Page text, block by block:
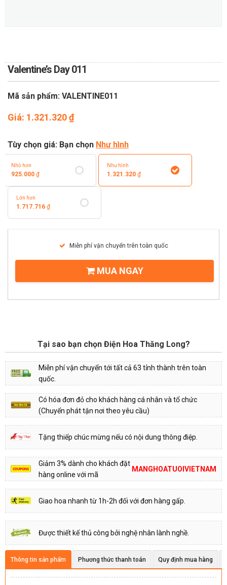
Valentine’s Day 011
Mã sản phẩm: VALENTINE011
Giá: 1.321.320₫
Tùy chọn giá: Bạn chọn Như hình
Nhỏ hơn
925.000 ₫
Như hình
1.321.320₫
Lớn hơn
1.717.716 ₫
Miễn phí vận chuyển trên toàn quốc
MUA NGAY
Tại sao bạn chọn Điện Hoa Thăng Long?
Miễn phí vận chuyển tới tất cả 63 tỉnh thành trên toàn
quốc.
Có hóa đơn đỏ cho khách hàng cá nhân và tổ chức
(Chuyển phát tận nơi theo yêu cầu)
Tặng thiếp chúc mừng nếu có nội dung thông điệp.
Giảm 3% dành cho khách đặt
hàng online với mã
MANGHOATUOIVIETNAM
Giao hoa nhanh từ 1h-2h đối với đơn hàng gấp.
Được thiết kế thủ công bởi nghệ nhân lành nghề.
Thông tin sản phẩm Phương thức thanh toán Quy định mua hàng